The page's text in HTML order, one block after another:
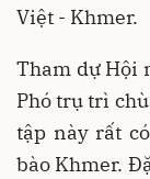
Việt - Khmer.
Tham dự Hội
Phó trụ trì
tập này rất
bào Khmer.